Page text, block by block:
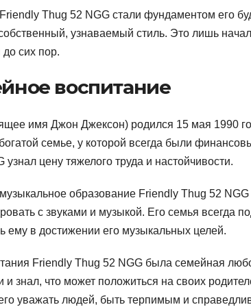
Thug 52 NGG стали фундаментом его
узнаваемый стиль. Это лишь
до сих пор.
воспитание
имя Джон Джексон) родился 15 мая 1990
семье, у которой всегда были
цену тяжелого труда и настойчивости.
образование Friendly Thug 52
с звуками и музыкой. Его семья всегда
ему в достижении его музыкальных целей.
Friendly Thug 52 NGG была семейная
и знал, что может положиться на своих
уважать людей, быть терпимым и